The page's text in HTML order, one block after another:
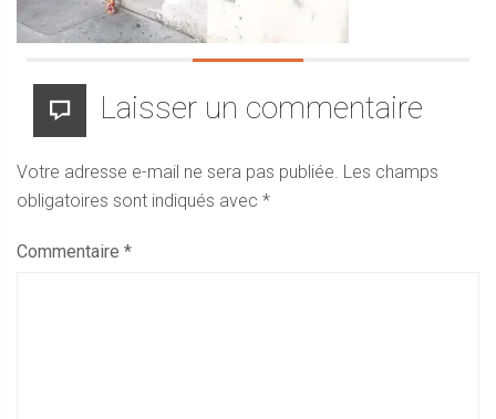
Laisser un commentaire
Votre adresse e-mail ne sera pas publiée. Les champs
obligatoires sont indiqués avec *
Commentaire *